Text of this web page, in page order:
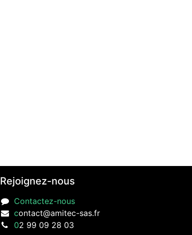
Rejoignez-nous
Contactez-nous
contact@amitec-sas.fr
02 99 09 28 03